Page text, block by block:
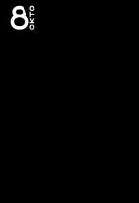
Zum
Inhalt
springen